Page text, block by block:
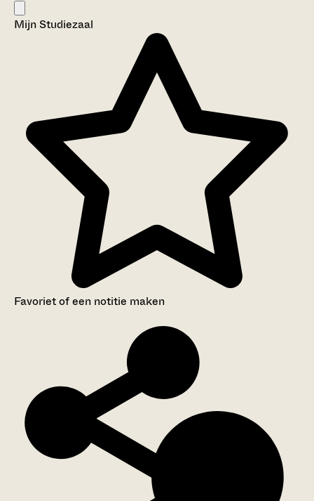
Mijn Studiezaal
Favoriet of een notitie maken